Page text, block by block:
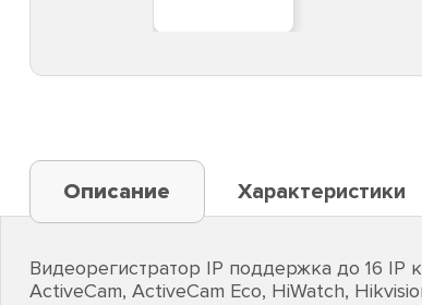
Описание Характеристики
Видеорегистратор IP поддержка до 16 IP
ActiveCam, ActiveCam Eco, HiWatch,